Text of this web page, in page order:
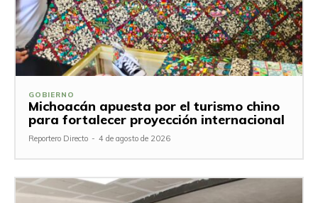
GOBIERNO
Michoacán apuesta por el turismo chino
para fortalecer proyección internacional
Reportero Directo - 4 de agosto de 2026